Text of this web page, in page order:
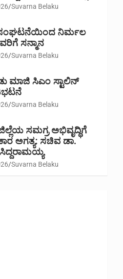
Suvarna Belaku
ಸಂಘಟನೆಯಿಂದ ನಿರ್ಮಲ
ಸನ್ಮಾನ
Suvarna Belaku
ಮಾಜಿ ಸಿಎಂ ಸ್ಟಾಲಿನ್
Suvarna Belaku
ಸಮಗ್ರ ಅಭಿವೃದ್ಧಿಗೆ
ಅಗತ್ಯ: ಸಚಿವ ಡಾ.
Suvarna Belaku